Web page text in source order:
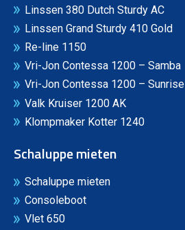
Linssen 380 Dutch Sturdy AC
Linssen Grand Sturdy 410 Gold
Re-line 1150
Vri-Jon Contessa 1200 – Samba
Vri-Jon Contessa 1200 – Sunrise
Valk Kruiser 1200 AK
Klompmaker Kotter 1240
Schaluppe mieten
Schaluppe mieten
Consoleboot
Vlet 650